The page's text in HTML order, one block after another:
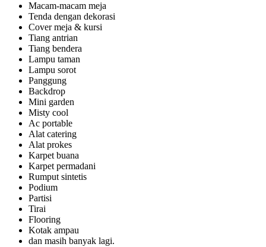
Macam-macam meja
Tenda dengan dekorasi
Cover meja & kursi
Tiang antrian
Tiang bendera
Lampu taman
Lampu sorot
Panggung
Backdrop
Mini garden
Misty cool
Ac portable
Alat catering
Alat prokes
Karpet buana
Karpet permadani
Rumput sintetis
Podium
Partisi
Tirai
Flooring
Kotak ampau
dan masih banyak lagi.